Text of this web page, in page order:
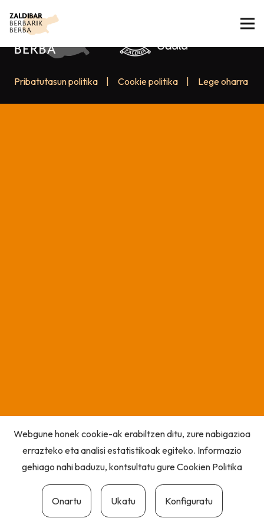
Pribatutasun politika Cookie politika Lege oharra
Webgune honek cookie-ak erabiltzen ditu, zure nabigazioa
errazteko eta analisi estatistikoak egiteko. Informazio
gehiago nahi baduzu, kontsultatu gureCookien Politika
Onartu Ukatu Konfiguratu